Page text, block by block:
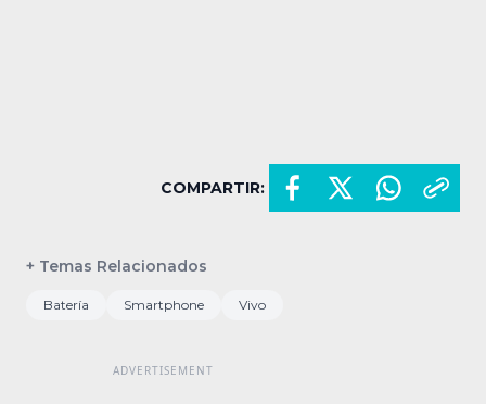
COMPARTIR:
+ Temas Relacionados
Batería Smartphone Vivo